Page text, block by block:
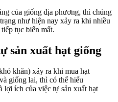
của giống địa phương, thì chúng
như hiện nay xảy ra khi nhiều
tục biến mất.
sản xuất hạt giống
khăn) xảy ra khi mua hạt
giống lai, thì có thể hiểu
lợi ích của việc tự sản xuất hạt